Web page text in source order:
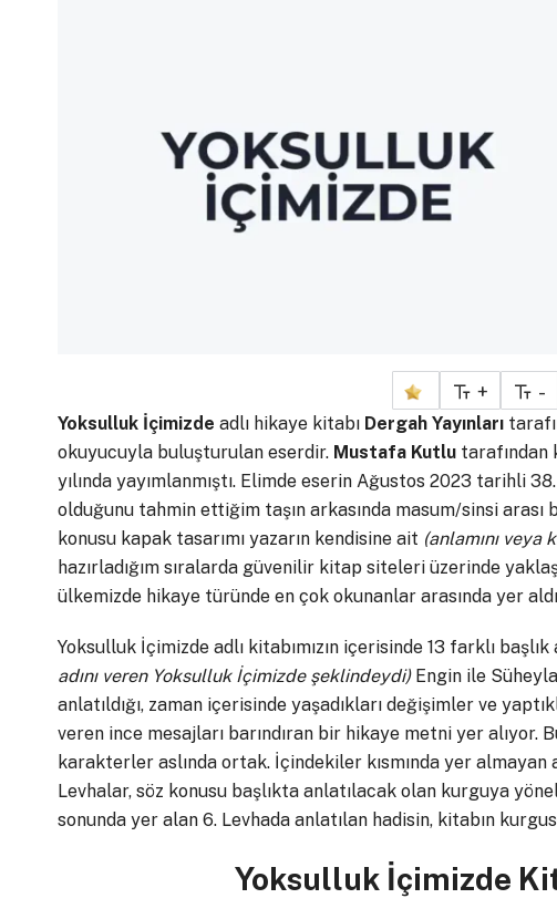
+ -
Yoksulluk İçimizde adlı hikaye kitabı Dergah Yayınları
okuyucuyla buluşturulan eserdir. Mustafa Kutlu tarafından
yılında yayımlanmıştı. Elimde eserin Ağustos 2023 tarihli
olduğunu tahmin ettiğim taşın arkasında masum/sinsi arası
konusu kapak tasarımı yazarın kendisine ait (anlamını
hazırladığım sıralarda güvenilir kitap siteleri üzerinde
ülkemizde hikaye türünde en çok okunanlar arasında yer
Yoksulluk İçimizde adlı kitabımızın içerisinde 13 farklı başlık
adını veren Yoksulluk İçimizde şeklindeydi)Engin ile
anlatıldığı, zaman içerisinde yaşadıkları değişimler ve
veren ince mesajları barındıran bir hikaye metni yer alıyor.
karakterler aslında ortak. İçindekiler kısmında yer
Levhalar, söz konusu başlıkta anlatılacak olan kurguya
sonunda yer alan 6. Levhada anlatılan hadisin, kitabın
Yoksulluk İçimizde